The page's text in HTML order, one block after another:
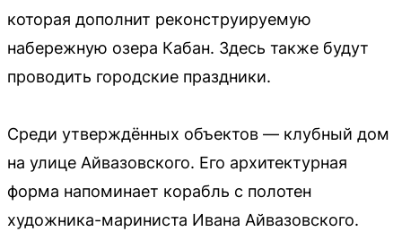
которая дополнит реконструируемую
набережную озера Кабан. Здесь также будут
проводить городские праздники.
Среди утверждённых объектов — клубный дом
на улице Айвазовского. Его архитектурная
форма напоминает корабль с полотен
художника-мариниста Ивана Айвазовского.